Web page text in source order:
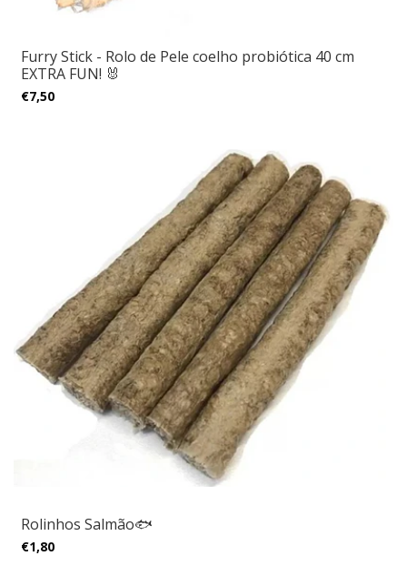
Furry Stick - Rolo de Pele coelho probiótica 40 cm
EXTRA FUN! 🐰
€7,50
Rolinhos Salmão🐟
€1,80